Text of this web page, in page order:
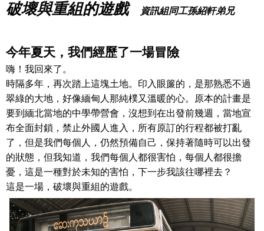
破壞與重組的遊戲 資訊組同工孫紹軒弟兄
今年夏天，我們經歷了一場冒險
嗨！我回來了。
時隔多年，再次踏上這塊土地。印入眼簾的，是那熟悉不過
翠綠的大地，好像緬甸人那純樸又溫暖的心。原本的計畫是
要到緬北當地的中學帶營會，沒想到在出發前幾週，當地宣
布全面封鎖，禁止外國人進入，所有原訂的行程都被打亂
了，但是我們每個人，仍然預備自己，保持著隨時可以出發
的狀態，但我知道，我們每個人都很害怕，每個人都很擔
憂，這是一種對於未知的害怕，下一步我該往哪裡去？
這是一場，破壞與重組的遊戲。